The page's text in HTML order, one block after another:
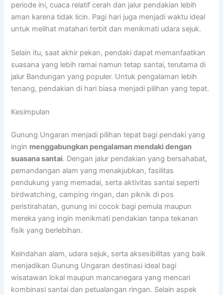
periode ini, cuaca relatif cerah dan jalur pendakian lebih
aman karena tidak licin. Pagi hari juga menjadi waktu ideal
untuk melihat matahari terbit dan menikmati udara sejuk.
Selain itu, saat akhir pekan, pendaki dapat memanfaatkan
suasana yang lebih ramai namun tetap santai, terutama di
jalur Bandungan yang populer. Untuk pengalaman lebih
tenang, pendakian di hari biasa menjadi pilihan yang tepat.
Kesimpulan
Gunung Ungaran menjadi pilihan tepat bagi pendaki yang
ingin menggabungkan pengalaman mendaki dengan
suasana santai. Dengan jalur pendakian yang bersahabat,
pemandangan alam yang menakjubkan, fasilitas
pendukung yang memadai, serta aktivitas santai seperti
birdwatching, camping ringan, dan piknik di pos
peristirahatan, gunung ini cocok bagi pemula maupun
mereka yang ingin menikmati pendakian tanpa tekanan
fisik yang berlebihan.
Keindahan alam, udara sejuk, serta aksesibilitas yang baik
menjadikan Gunung Ungaran destinasi ideal bagi
wisatawan lokal maupun mancanegara yang mencari
kombinasi santai dan petualangan ringan. Selain aspek